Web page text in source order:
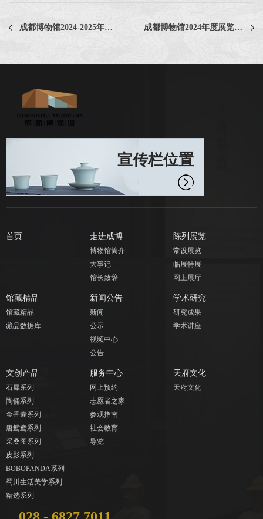
成都博物馆2024-2025年变配电维保耗材项目中选公告 成都博物馆2024年度展览展厅摄影服务项目评选公告
宣传栏位置
首页 走进成博
博物馆简介
大事记
馆长致辞
陈列展览
常设展览
临展特展
网上展厅
馆藏精品
馆藏精品
藏品数据库
新闻公告
新闻
公示
视频中心
公告
学术研究
研究成果
学术讲座
文创产品
石犀系列
陶俑系列
金香囊系列
唐鸳鸯系列
采桑图系列
皮影系列
BOBOPANDA系列
蜀川生活美学系列
精选系列
服务中心
网上预约
志愿者之家
参观指南
社会教育
导览
天府文化
天府文化